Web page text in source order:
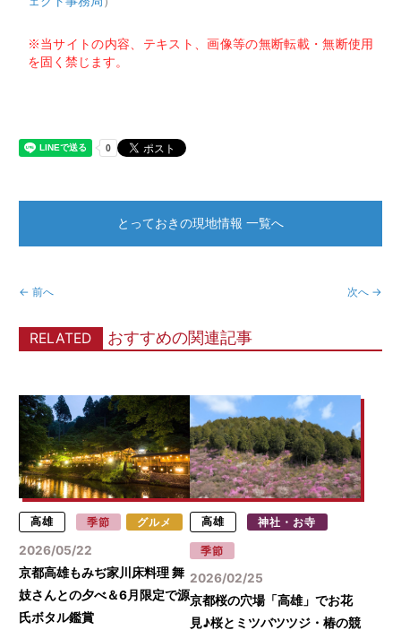
※当サイトの内容、テキスト、画像等の無断転載・無断使用
を固く禁じます。
← 前へ 次へ →
とっておきの現地情報 一覧へ
RELATED おすすめの関連記事
高雄 季節 グルメ
2026/05/22
京都高雄もみぢ家川床料理 舞
妓さんとの夕べ＆6月限定で源
氏ボタル鑑賞
高雄 神社・お寺
季節
2026/02/25
京都桜の穴場「高雄」でお花
見♪桜とミツバツツジ・椿の競